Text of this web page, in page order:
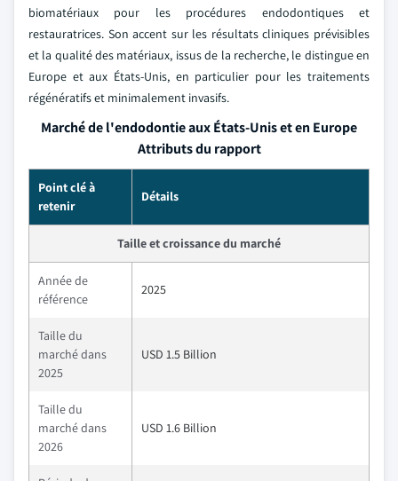
biomatériaux pour les procédures endodontiques et
restauratrices. Son accent sur les résultats cliniques prévisibles
et la qualité des matériaux, issus de la recherche, le distingue en
Europe et aux États-Unis, en particulier pour les traitements
régénératifs et minimalement invasifs.
Marché de l'endodontie aux États-Unis et en Europe
Attributs du rapport
Point clé à
retenir
Détails
Taille et croissance du marché
Année de
référence
2025
Taille du
marché dans
2025
USD 1.5 Billion
Taille du
marché dans
2026
USD 1.6 Billion